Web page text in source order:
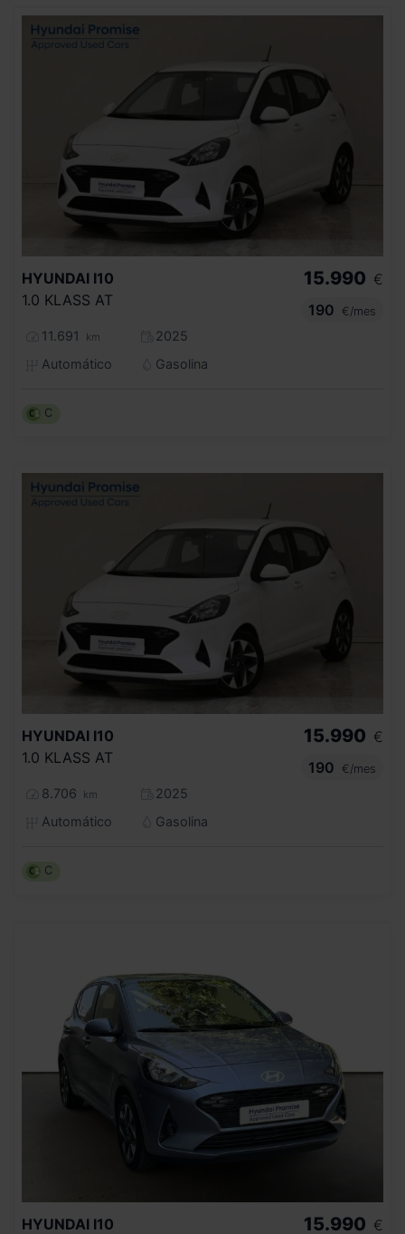
HYUNDAI I10
1.0 KLASS AT
11.691 km
2025
Automático
Gasolina
15.990 €
190
€/mes
C
HYUNDAI I10
1.0 KLASS AT
8.706 km
2025
Automático
Gasolina
15.990 €
190
€/mes
C
HYUNDAI I10 15.990 €